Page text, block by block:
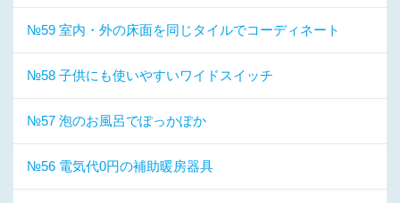
№59 室内・外の床面を同じタイルでコーディネート
№58 子供にも使いやすいワイドスイッチ
№57 泡のお風呂でぽっかぽか
№56 電気代0円の補助暖房器具